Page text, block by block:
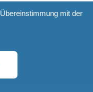
mit der